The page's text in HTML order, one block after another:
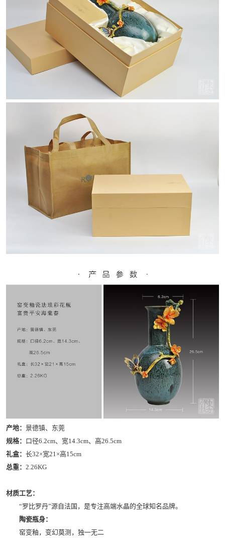
产地： 景德镇、东莞
规格： 口径6.2cm、宽14.3cm、高26.5cm
礼盒： 长32×宽21×高15cm
总重： 2.26KG
材质工艺：
“罗比罗丹”源自法国，是专注高端水晶的全球知名品牌。
陶瓷瓶身：
窑变釉，变幻莫测，独一无二